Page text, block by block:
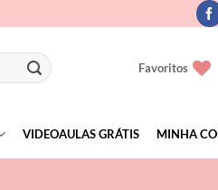
Favoritos
VIDEOAULAS GRÁTIS MINHA